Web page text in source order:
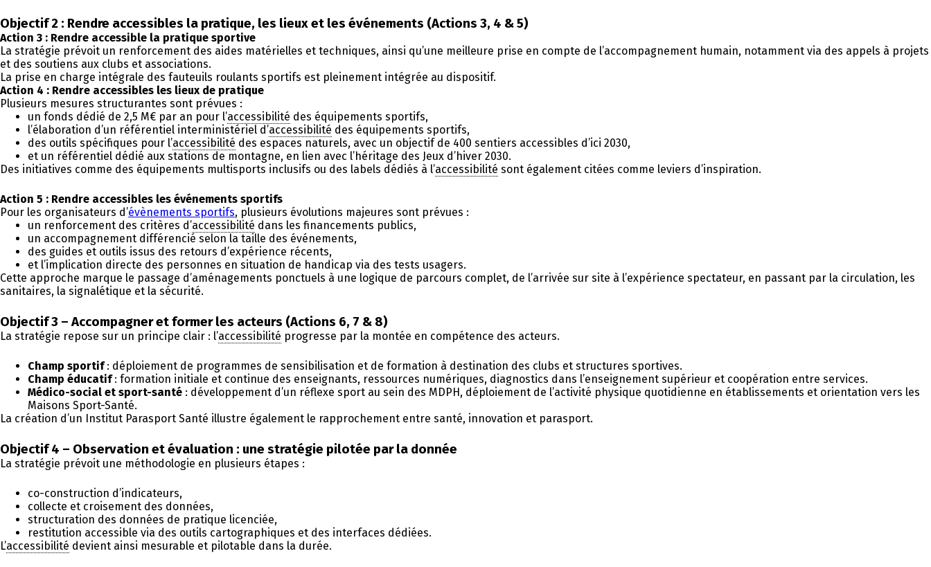
Objectif 2 : Rendre accessibles la pratique, les lieux et les événements (Actions 3, 4 & 5)
Action 3 : Rendre accessible la pratique sportive
La stratégie prévoit un renforcement des aides matérielles et techniques, ainsi qu’une meilleure prise en compte de l’accompagnement humain, notamment via des appels à projets
et des soutiens aux clubs et associations.
La prise en charge intégrale des fauteuils roulants sportifs est pleinement intégrée au dispositif.
Action 4 : Rendre accessibles les lieux de pratique
Plusieurs mesures structurantes sont prévues :
un fonds dédié de 2,5 M€ par an pour l’accessibilité des équipements sportifs,
l’élaboration d’un référentiel interministériel d’accessibilité des équipements sportifs,
des outils spécifiques pour l’accessibilité des espaces naturels, avec un objectif de 400 sentiers accessibles d’ici 2030,
et un référentiel dédié aux stations de montagne, en lien avec l’héritage des Jeux d’hiver 2030.
Des initiatives comme des équipements multisports inclusifs ou des labels dédiés à l’accessibilité sont également citées comme leviers d’inspiration.
Action 5 : Rendre accessibles les événements sportifs
Pour les organisateurs d’évènements sportifs, plusieurs évolutions majeures sont prévues :
un renforcement des critères d’accessibilité dans les financements publics,
un accompagnement différencié selon la taille des événements,
des guides et outils issus des retours d’expérience récents,
et l’implication directe des personnes en situation de handicap via des tests usagers.
Cette approche marque le passage d’aménagements ponctuels à une logique de parcours complet, de l’arrivée sur site à l’expérience spectateur, en passant par la circulation, les
sanitaires, la signalétique et la sécurité.
Objectif 3 – Accompagner et former les acteurs (Actions 6, 7 & 8)
La stratégie repose sur un principe clair : l’accessibilité progresse par la montée en compétence des acteurs.
Champ sportif: déploiement de programmes de sensibilisation et de formation à destination des clubs et structures sportives.
Champ éducatif: formation initiale et continue des enseignants, ressources numériques, diagnostics dans l’enseignement supérieur et coopération entre services.
Médico-social et sport-santé : développement d’un réflexe sport au sein des MDPH, déploiement de l’activité physique quotidienne en établissements et orientation vers les
Maisons Sport-Santé.
La création d’un Institut Parasport Santé illustre également le rapprochement entre santé, innovation et parasport.
Objectif 4 – Observation et évaluation : une stratégie pilotée par la donnée
La stratégie prévoit une méthodologie en plusieurs étapes :
co-construction d’indicateurs,
collecte et croisement des données,
structuration des données de pratique licenciée,
restitution accessible via des outils cartographiques et des interfaces dédiées.
L’accessibilité devient ainsi mesurable et pilotable dans la durée.